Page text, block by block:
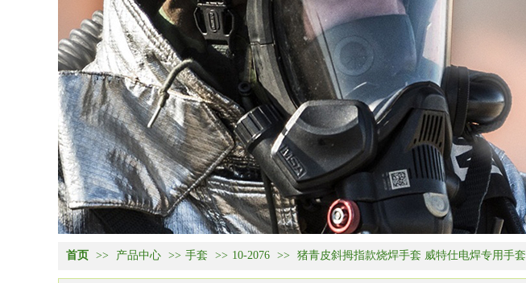
首页 >> 产品中心 >> 手套 >> 10-2076 >> 猪青皮斜拇指款烧焊手套 威特仕电焊专用手套